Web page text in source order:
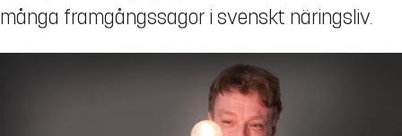
många framgångssagor i svenskt näringsliv.